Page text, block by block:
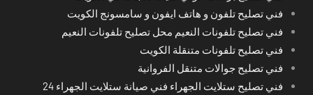
فني تصليح تلفون و هاتف ايفون و سامسونج الكويت
فني تصليح تلفونات النعيم محل تصليح تلفونات النعيم
فني تصليح تلفونات متنقلة الكويت
فني تصليح جوالات متنقل الفروانية
فني تصليح ستلايت الجهراء فني صيانة ستلايت الجهراء 24